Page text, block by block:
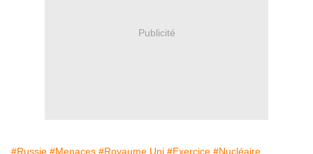
Publicité
#Russie #Menaces #Royaume Uni #Exercice #Nucléaire